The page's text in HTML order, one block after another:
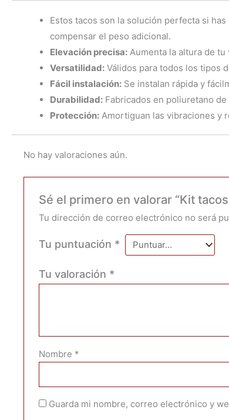
Estos tacos son la solución perfecta si
compensar el peso adicional.
Elevación precisa: Aumenta la altura de
Versatilidad: Válidos para todos los tipos
Fácil instalación: Se instalan rápida y
Durabilidad: Fabricados en poliuretano
Protección: Amortiguan las vibraciones y
No hay valoraciones aún.
Sé el primero en valorar “Kit
Tu dirección de correo electrónico no será
Tu puntuación *
Tu valoración *
Nombre *
Guarda mi nombre, correo electrónico y